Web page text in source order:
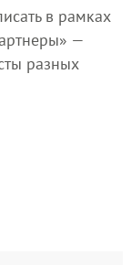
в рамках
—
разных